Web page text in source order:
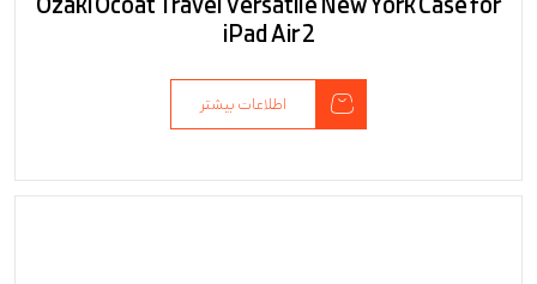
Ozaki Ocoat Travel Versatile New York Case for
iPad Air 2
اطلاعات بیشتر